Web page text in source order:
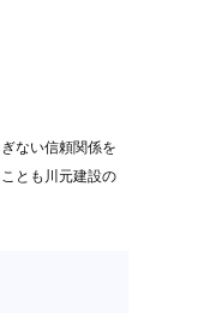
ない信頼関係を
とも川元建設の